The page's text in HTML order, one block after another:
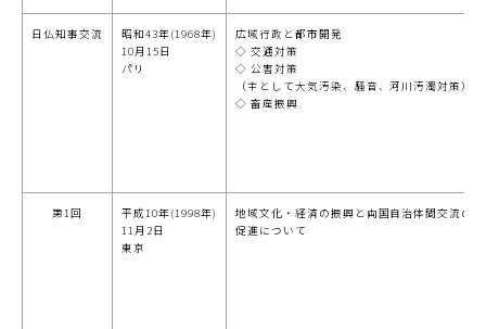
日仏知事交流
昭和43年(1968年)
10月15日
パリ
広域行政と都市開発
◇ 交通対策
◇ 公害対策
（主として大気汚染、騒音、河川汚濁対策）
◇ 畜産振興
第1回
平成10年(1998年)
11月2日
東京
地域文化・経済の振興と両国自治体間交流の
促進について